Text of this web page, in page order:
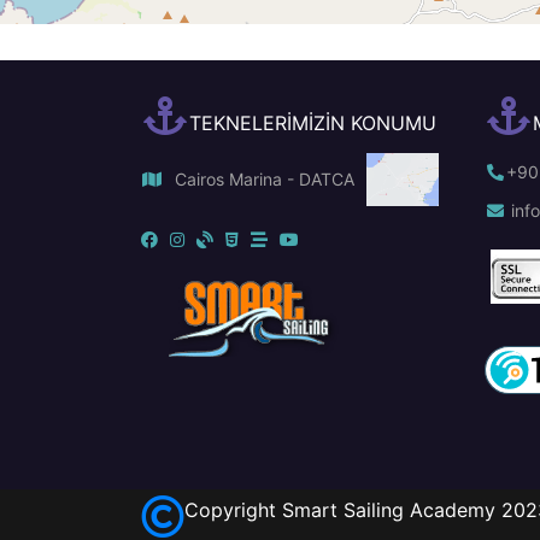
TEKNELERİMİZİN KONUMU
Cairos Marina - DATCA
Copyright Smart Sailing Academy